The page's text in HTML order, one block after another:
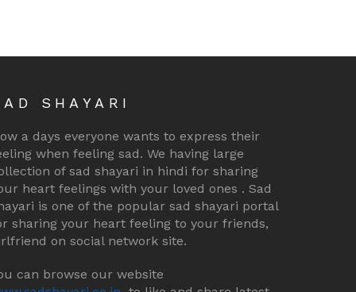
SHAYARI
a days everyone wants to express their
when feeling sad. We having large
of sad shayari in hindi for sharing
heart feelings with your loved ones . Sad
is one of the popular sad shayari portal
sharing your heart feeling to your friends,
on social network site.
can browse our website